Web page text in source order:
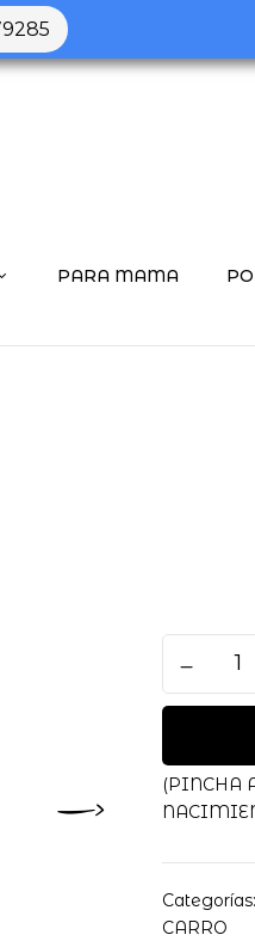
PARA MAMA
Verano
Toile
Jouy
Cream
cantidad
(PINCHA
Categorías:
CARRO